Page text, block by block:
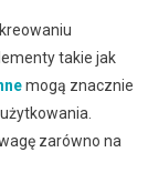
takie jak
mogą znacznie
zarówno na